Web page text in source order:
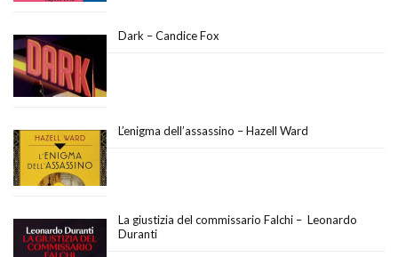
Dark – Candice Fox
L’enigma dell’assassino – Hazell Ward
La giustizia del commissario Falchi – Leonardo
Duranti